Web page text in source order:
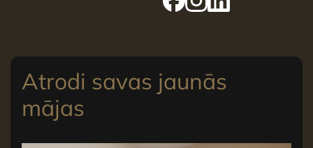
Atrodi savas jaunās
mājas